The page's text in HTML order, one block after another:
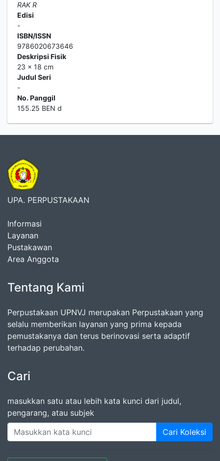
RAK R
Edisi
-
ISBN/ISSN
9786020673646
Deskripsi Fisik
23 x 18 cm
Judul Seri
-
No. Panggil
155.25 BEN d
UPA. PERPUSTAKAAN
Informasi
Layanan
Pustakawan
Area Anggota
Tentang Kami
Perpustakaan UPNVJ merupakan Perpustakaan yang
selalu memberikan layanan yang prima kepada
pemustakanya dan terus berinovasi serta adaptif
terhadap perubahan.
Cari
masukkan satu atau lebih kata kunci dari judul,
pengarang, atau subjek
Cari Koleksi